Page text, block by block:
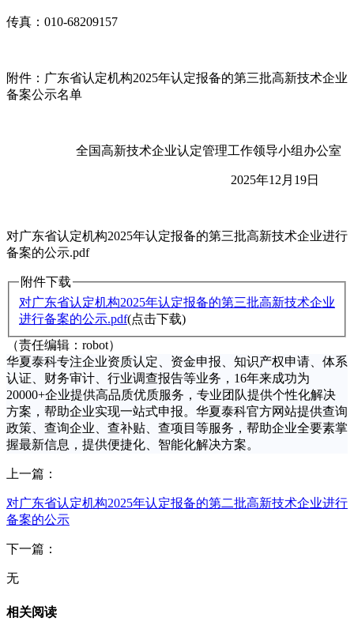
传真：010-68209157
附件：广东省认定机构2025年认定报备的第三批高新技术企业
备案公示名单
全国高新技术企业认定管理工作领导小组办公室
2025年12月19日
对广东省认定机构2025年认定报备的第三批高新技术企业进行
备案的公示.pdf
附件下载
对广东省认定机构2025年认定报备的第三批高新技术企业
进行备案的公示.pdf(点击下载)
（责任编辑：robot）
华夏泰科专注企业资质认定、资金申报、知识产权申请、体系
认证、财务审计、行业调查报告等业务，16年来成功为
20000+企业提供高品质优质服务，专业团队提供个性化解决
方案，帮助企业实现一站式申报。华夏泰科官方网站提供查询
政策、查询企业、查补贴、查项目等服务，帮助企业全要素掌
握最新信息，提供便捷化、智能化解决方案。
上一篇：
对广东省认定机构2025年认定报备的第二批高新技术企业进行
备案的公示
下一篇：
无
相关阅读